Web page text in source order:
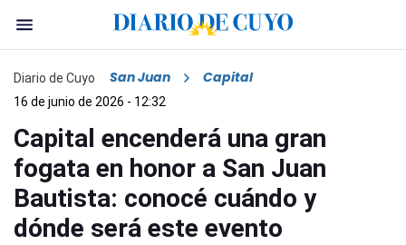
Diario de Cuyo San Juan Capital
16 de junio de 2026 - 12:32
Capital encenderá una gran
fogata en honor a San Juan
Bautista: conocé cuándo y
dónde será este evento